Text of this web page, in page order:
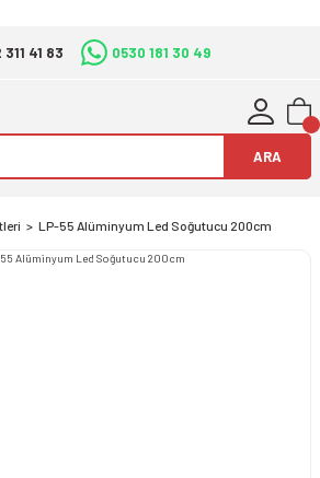
311 41 83 0530 181 30 49
ARA
LP-55 Alüminyum Led Soğutucu 200cm